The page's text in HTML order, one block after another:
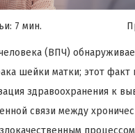
7 мин.
(ВПЧ)
шейки матки; этот факт
здравоохранения к
связи между